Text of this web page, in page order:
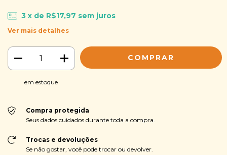
3 x de R$17,97 sem juros
Ver mais detalhes
em estoque
Compra protegida
Seus dados cuidados durante toda a compra.
Trocas e devoluções
Se não gostar, você pode trocar ou devolver.